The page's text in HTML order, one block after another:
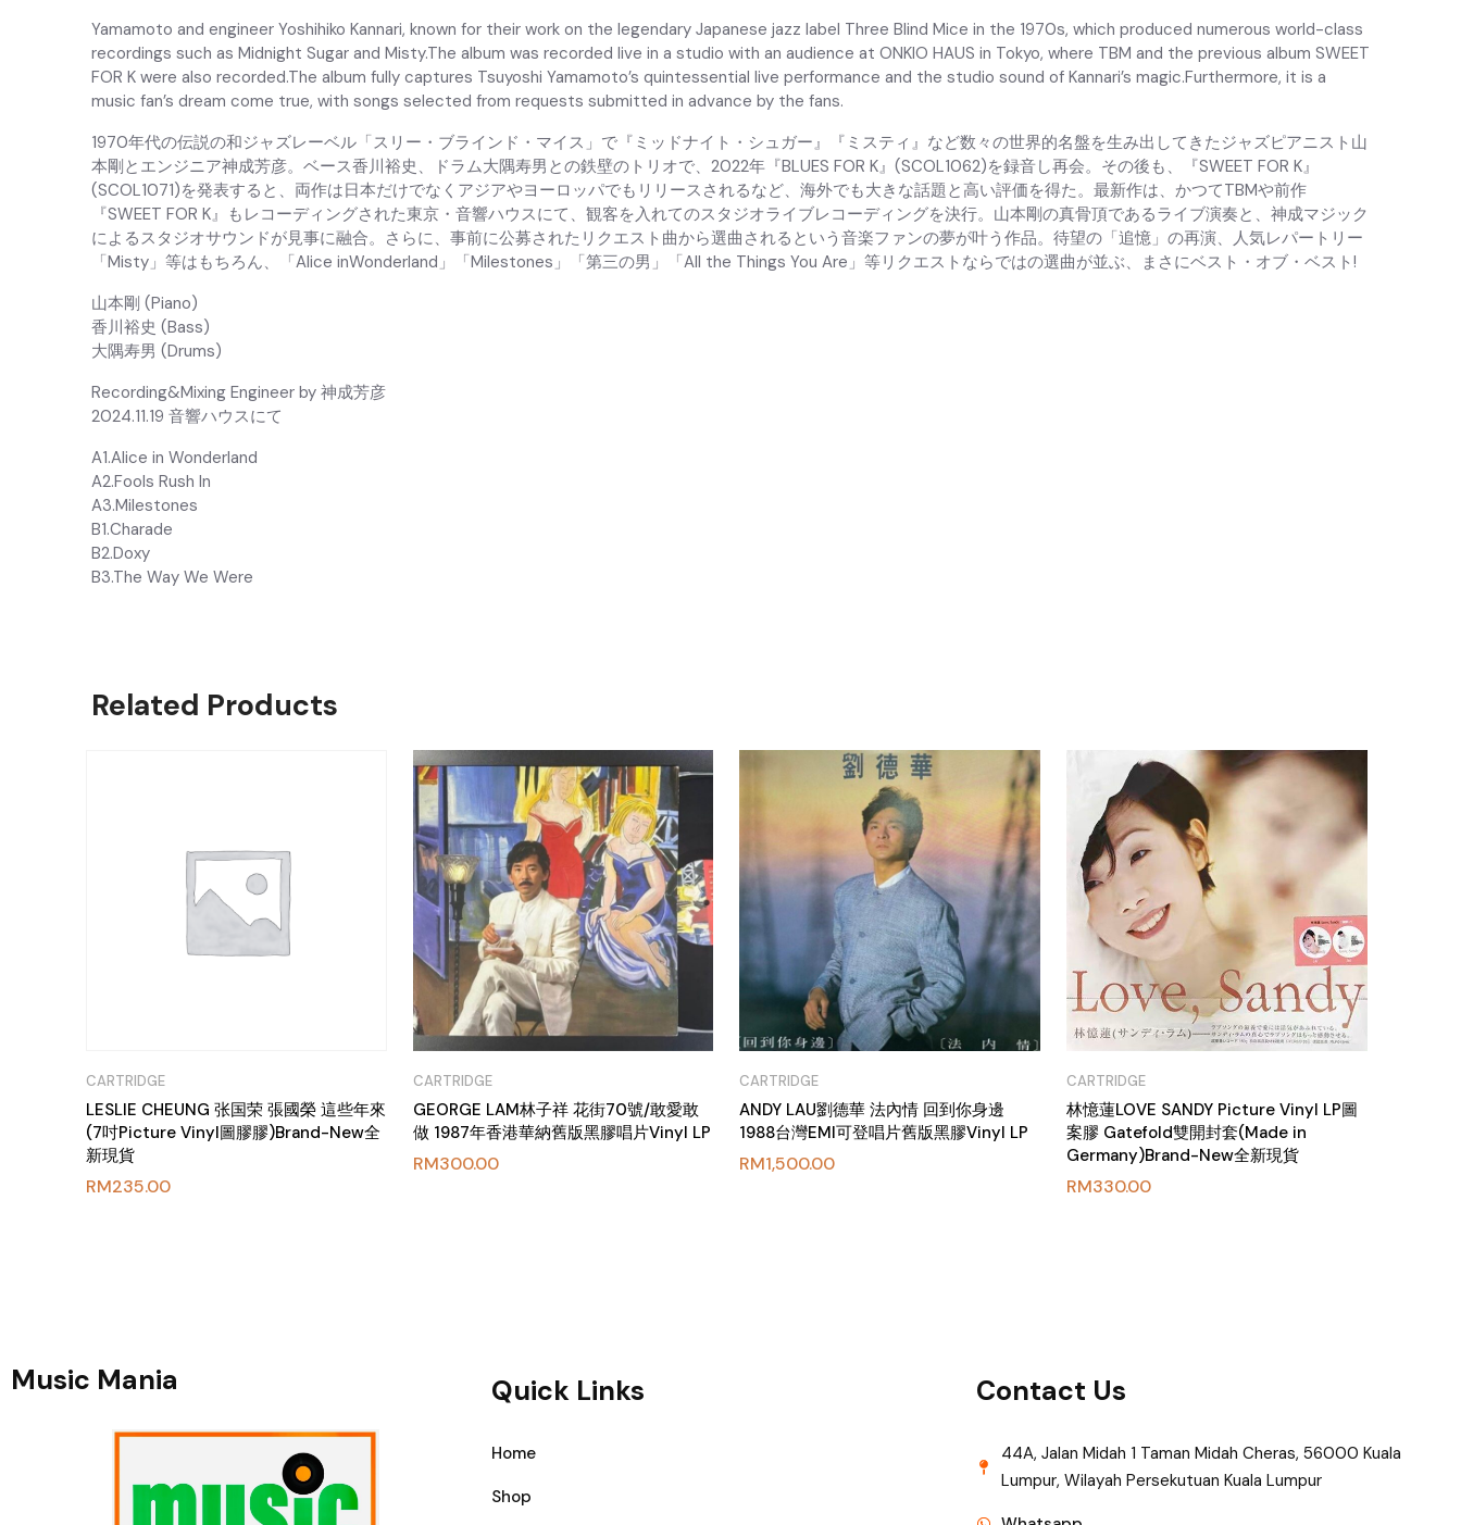
Yamamoto and engineer Yoshihiko Kannari, known for their work on the legendary Japanese jazz label Three Blind Mice in the 1970s, which produced numerous world-class
recordings such as Midnight Sugar and Misty.The album was recorded live in a studio with an audience at ONKIO HAUS in Tokyo, where TBM and the previous album SWEET
FOR K were also recorded.The album fully captures Tsuyoshi Yamamoto’s quintessential live performance and the studio sound of Kannari’s magic.Furthermore, it is a
music fan’s dream come true, with songs selected from requests submitted in advance by the fans.
1970年代の伝説の和ジャズレーベル「スリー・ブラインド・マイス」で『ミッドナイト・シュガー』『ミスティ』など数々の世界的名盤を生み出してきたジャズピアニスト山
本剛とエンジニア神成芳彦。ベース香川裕史、ドラム大隅寿男との鉄壁のトリオで、2022年『BLUES FOR K』(SCOL1062)を録音し再会。その後も、『SWEET FOR K』
(SCOL1071)を発表すると、両作は日本だけでなくアジアやヨーロッパでもリリースされるなど、海外でも大きな話題と高い評価を得た。最新作は、かつてTBMや前作
『SWEET FOR K』もレコーディングされた東京・音響ハウスにて、観客を入れてのスタジオライブレコーディングを決行。山本剛の真骨頂であるライブ演奏と、神成マジック
によるスタジオサウンドが見事に融合。さらに、事前に公募されたリクエスト曲から選曲されるという音楽ファンの夢が叶う作品。待望の「追憶」の再演、人気レパートリー
「Misty」等はもちろん、「Alice inWonderland」「Milestones」「第三の男」「All the Things You Are」等リクエストならではの選曲が並ぶ、まさにベスト・オブ・ベスト!
山本剛 (Piano)
香川裕史 (Bass)
大隅寿男 (Drums)
Recording&Mixing Engineer by 神成芳彦
2024.11.19 音響ハウスにて
A1.Alice in Wonderland
A2.Fools Rush In
A3.Milestones
B1.Charade
B2.Doxy
B3.The Way We Were
Related Products
CARTRIDGE
LESLIE CHEUNG 张国荣 張國榮 這些年來
(7吋Picture Vinyl圖膠膠)Brand-New全
新現貨
RM235.00
CARTRIDGE
GEORGE LAM林子祥 花街70號/敢愛敢
做 1987年香港華納舊版黑膠唱片Vinyl LP
RM300.00
CARTRIDGE
ANDY LAU劉德華 法內情 回到你身邊
1988台灣EMI可登唱片舊版黑膠Vinyl LP
RM1,500.00
CARTRIDGE
林憶蓮LOVE SANDY Picture Vinyl LP圖
案膠 Gatefold雙開封套(Made in
Germany)Brand-New全新現貨
RM330.00
Music Mania Quick Links
Home
Shop
Contact Us
44A, Jalan Midah 1 Taman Midah Cheras, 56000 Kuala
Lumpur, Wilayah Persekutuan Kuala Lumpur